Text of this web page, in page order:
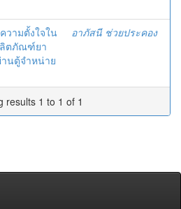
วามตั้งใจใน
ตภัณฑ์ยา
นตู้จำหน่าย
อาภัสนี ช่วยประคอง
results 1 to 1 of 1